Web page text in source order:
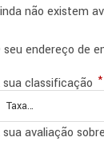
não existem
seu endereço de
sua classificação *
sua avaliação